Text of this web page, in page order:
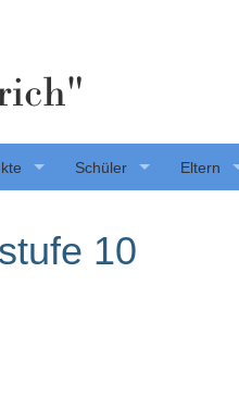
Schüler Eltern
10